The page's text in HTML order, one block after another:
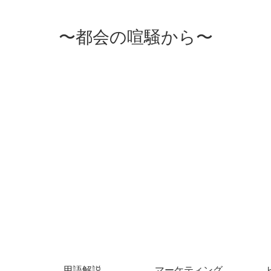
〜都会の喧騒から〜